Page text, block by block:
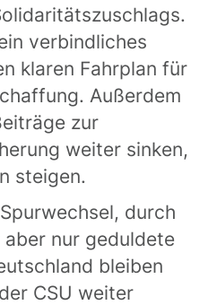
verbindliches
klaren Fahrplan für
Außerdem
zur
weiter sinken,
steigen.
durch
nur geduldete
bleiben
CSU weiter